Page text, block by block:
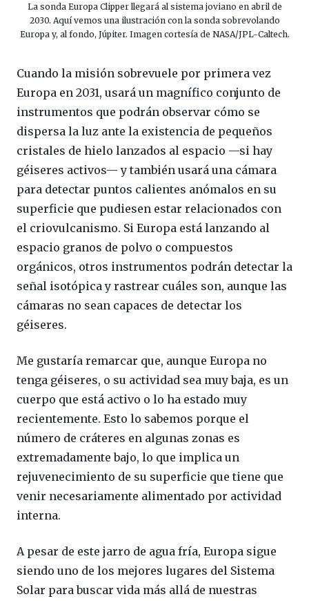
La sonda Europa Clipper llegará al sistema joviano en abril de
2030. Aquí vemos una ilustración con la sonda sobrevolando
Europa y, al fondo, Júpiter. Imagen cortesía de NASA/JPL-Caltech.
Cuando la misión sobrevuele por primera vez
Europa en 2031, usará un magnífico conjunto de
instrumentos que podrán observar cómo se
dispersa la luz ante la existencia de pequeños
cristales de hielo lanzados al espacio —si hay
géiseres activos— y también usará una cámara
para detectar puntos calientes anómalos en su
superficie que pudiesen estar relacionados con
el criovulcanismo. Si Europa está lanzando al
espacio granos de polvo o compuestos
orgánicos, otros instrumentos podrán detectar la
señal isotópica y rastrear cuáles son, aunque las
cámaras no sean capaces de detectar los
géiseres.
Me gustaría remarcar que, aunque Europa no
tenga géiseres, o su actividad sea muy baja, es un
cuerpo que está activo o lo ha estado muy
recientemente. Esto lo sabemos porque el
número de cráteres en algunas zonas es
extremadamente bajo, lo que implica un
rejuvenecimiento de su superficie que tiene que
venir necesariamente alimentado por actividad
interna.
A pesar de este jarro de agua fría, Europa sigue
siendo uno de los mejores lugares del Sistema
Solar para buscar vida más allá de nuestras